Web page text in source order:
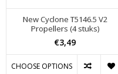
New Cyclone T5146.5 V2
Propellers (4 stuks)
€3,49
CHOOSE OPTIONS